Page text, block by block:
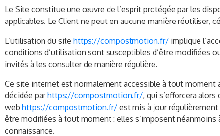
Le Site constitue une œuvre de l’esprit protégée par les
applicables. Le Client ne peut en aucune manière réutiliser,
L’utilisation du site https://compostmotion.fr/ implique
conditions d’utilisation sont susceptibles d’être modifiées
invités à les consulter de manière régulière.
Ce site internet est normalement accessible à tout
décidée parhttps://compostmotion.fr/, qui s’efforcera
web https://compostmotion.fr/ est mis à jour régulièrement
être modifiées à tout moment : elles s’imposent néanmoins
connaissance.